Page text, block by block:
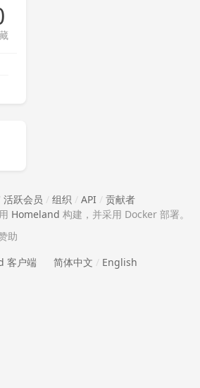
活跃会员 / 组织 / API / 贡献者
Homeland 构建，并采用 Docker 部署。
助
客户端 简体中文 / English